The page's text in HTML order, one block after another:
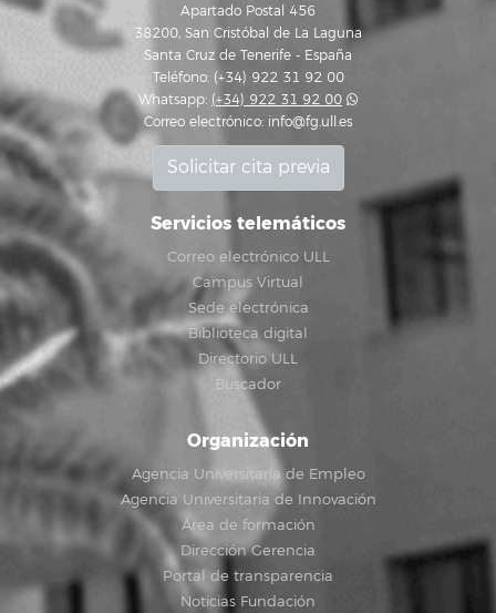
Apartado Postal 456
38200, San Cristóbal de La Laguna
Santa Cruz de Tenerife - España
Teléfono: (+34) 922 31 92 00
Whatsapp: (+34) 922 31 92 00
Correo electrónico: info@fg.ull.es
Solicitar cita previa
Servicios telemáticos
Correo electrónico ULL
Campus Virtual
Sede electrónica
Biblioteca digital
Directorio ULL
Buscador
Organización
Agencia Universitaria de Empleo
Agencia Universitaria de Innovación
Área de formación
Dirección Gerencia
Portal de transparencia
Noticias Fundación